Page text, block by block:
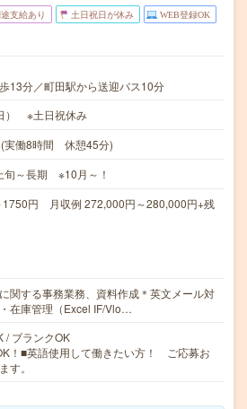
支給あり 土日祝日が休み WEB登録OK
13分／町田駅から送迎バス10分
） ※土日祝休み
実働8時間 休憩45分)
旬～長期 ※10月～！
1750円 月収例 272,000円～280,000円+残
関する事務業務、資料作成＊英文メール対
在庫管理（Excel IF/Vlo…
/ ブランクOK
！■英語使用して働きたい方！ ご応募お
す。